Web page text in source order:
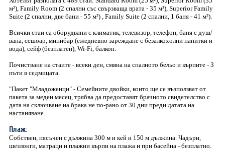
м²), Family Room (2 спални със свързваща врата - 35 м²), Superior Family
Suite (2 спални, две бани - 55 м²) , Family Suite (2 спални, 1 баня - 41 м²).
Всички стаи са оборудвани с климатик, телевизор, телефон, баня с душ/
вана, сешоар, минибар (ежедневно зареждане с безалкохолни напитки и
вода), сейф (безплатен), Wi-Fi, балкон.
Почистване на стаите - всеки ден, смяна на спалното бельо и кърпите - 3
пъти в седмицата.
"Пакет "Младоженци" - Семейните двойки, които ще се възползват от
пакета за меден месец, трябва да предоставят брачното свидетелство с
дата на сключване на брака не по-рано от 30 дни преди датата на
настаняване.
Плаж:
Собствен, пясъчен с дължина 300 м и кей и 150 м дължина. Чадъри,
шезлонги, матраци и плажни кърпи на плажа и при басейна - безплатно.